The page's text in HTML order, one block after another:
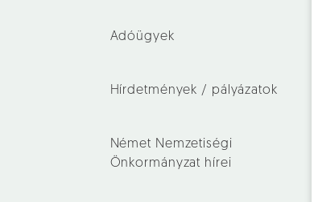
Adóügyek
Hírdetmények / pályázatok
Német Nemzetiségi
Önkormányzat hírei